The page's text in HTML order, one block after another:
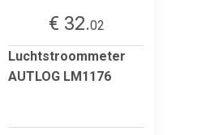
€ 32.02
Luchtstroommeter
AUTLOG LM1176